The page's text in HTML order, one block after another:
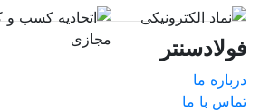
فولادسنتر
درباره ما
تماس با ما